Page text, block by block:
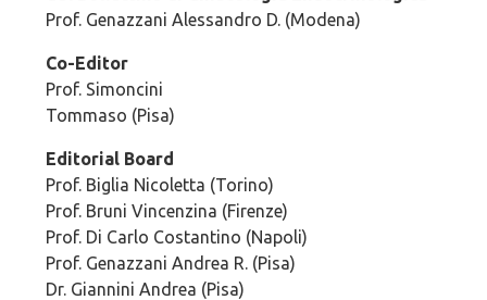
Prof. Genazzani Alessandro D. (Modena)
Co-Editor
Prof. Simoncini
Tommaso (Pisa)
Editorial Board
Prof. Biglia Nicoletta (Torino)
Prof. Bruni Vincenzina (Firenze)
Prof. Di Carlo Costantino (Napoli)
Prof. Genazzani Andrea R. (Pisa)
Dr. Giannini Andrea (Pisa)